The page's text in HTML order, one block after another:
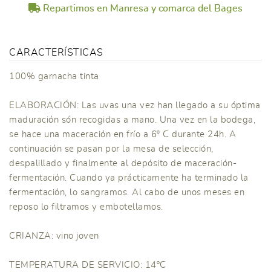
Repartimos en Manresa y comarca del Bages
CARACTERÍSTICAS
100% garnacha tinta
ELABORACIÓN: Las uvas una vez han llegado a su óptima
maduración són recogidas a mano. Una vez en la bodega,
se hace una maceración en frío a 6º C durante 24h. A
continuación se pasan por la mesa de selección,
despalillado y finalmente al depósito de maceración-
fermentación. Cuando ya prácticamente ha terminado la
fermentación, lo sangramos. Al cabo de unos meses en
reposo lo filtramos y embotellamos.
CRIANZA: vino joven
TEMPERATURA DE SERVICIO: 14ºC